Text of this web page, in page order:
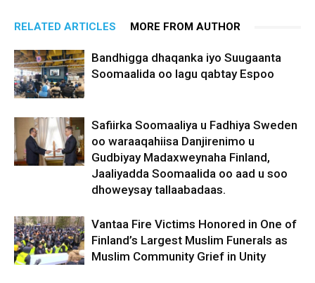
RELATED ARTICLES MORE FROM AUTHOR
Bandhigga dhaqanka iyo Suugaanta
Soomaalida oo lagu qabtay Espoo
Safiirka Soomaaliya u Fadhiya Sweden
oo waraaqahiisa Danjirenimo u
Gudbiyay Madaxweynaha Finland,
Jaaliyadda Soomaalida oo aad u soo
dhoweysay tallaabadaas.
Vantaa Fire Victims Honored in One of
Finland’s Largest Muslim Funerals as
Muslim Community Grief in Unity